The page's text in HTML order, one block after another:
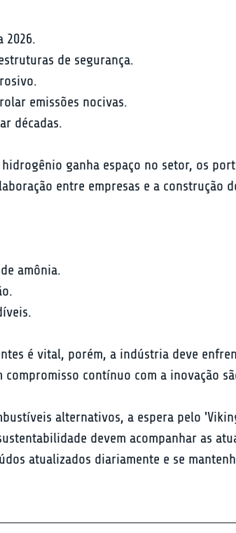
2026.
de segurança.
emissões nocivas.
décadas.
ganha espaço no setor, os
entre empresas e a
amônia.
é vital, porém, a indústria deve
compromisso contínuo com a inovação
alternativos, a espera pelo
devem acompanhar as
atualizados diariamente e se